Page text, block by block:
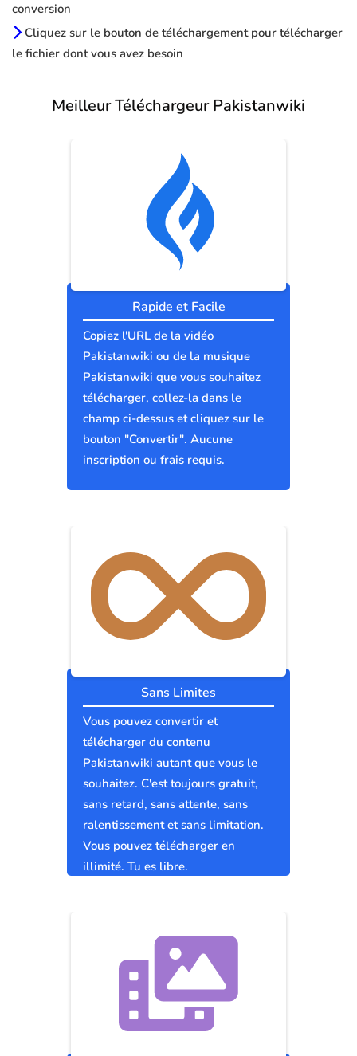
conversion
Cliquez sur le bouton de téléchargement pour télécharger
le fichier dont vous avez besoin
Meilleur Téléchargeur Pakistanwiki
Rapide et Facile
Copiez l'URL de la vidéo
Pakistanwiki ou de la musique
Pakistanwiki que vous souhaitez
télécharger, collez-la dans le
champ ci-dessus et cliquez sur le
bouton "Convertir". Aucune
inscription ou frais requis.
Sans Limites
Vous pouvez convertir et
télécharger du contenu
Pakistanwiki autant que vous le
souhaitez. C'est toujours gratuit,
sans retard, sans attente, sans
ralentissement et sans limitation.
Vous pouvez télécharger en
illimité. Tu es libre.